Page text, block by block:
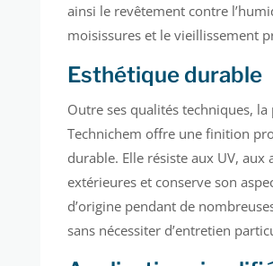
ainsi le revêtement contre
moisissures et le vieillissement
Esthétique durable
Outre ses qualités techniques,
Technichem offre une finition
durable. Elle résiste aux UV, aux
extérieures et conserve son
d’origine pendant de
sans nécessiter d’entretien